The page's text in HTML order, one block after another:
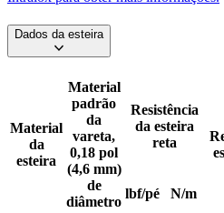
Dados da esteira
Material
da
esteira
Material
padrão
da
vareta,
0,18 pol
(4,6 mm)
de
diâmetro
Resistência
da esteira
reta
lbf/pé N/m